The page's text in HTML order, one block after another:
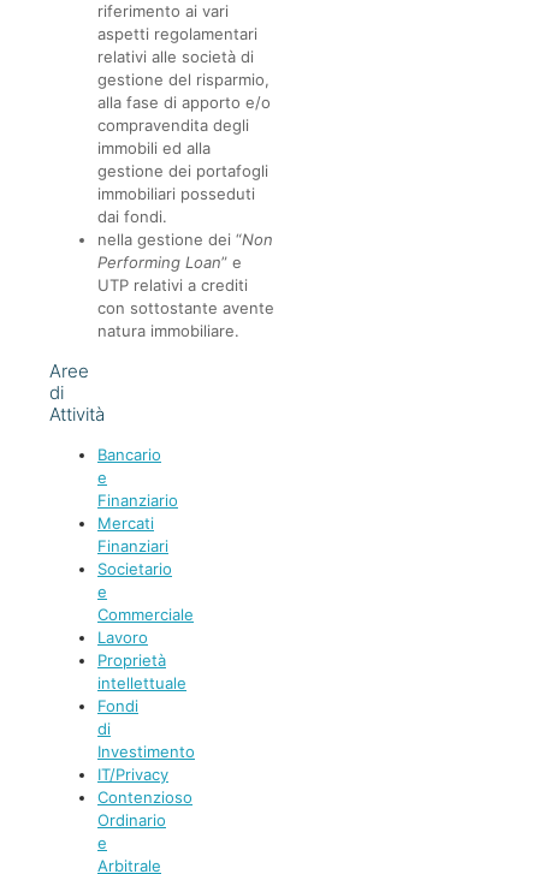
riferimento ai vari
aspetti regolamentari
relativi alle società di
gestione del risparmio,
alla fase di apporto e/o
compravendita degli
immobili ed alla
gestione dei portafogli
immobiliari posseduti
dai fondi.
nella gestione dei “Non
Performing Loan” e
UTP relativi a crediti
con sottostante avente
natura immobiliare.
Aree
di
Attività
Bancario
e
Finanziario
Mercati
Finanziari
Societario
e
Commerciale
Lavoro
Proprietà
intellettuale
Fondi
di
Investimento
IT/Privacy
Contenzioso
Ordinario
e
Arbitrale